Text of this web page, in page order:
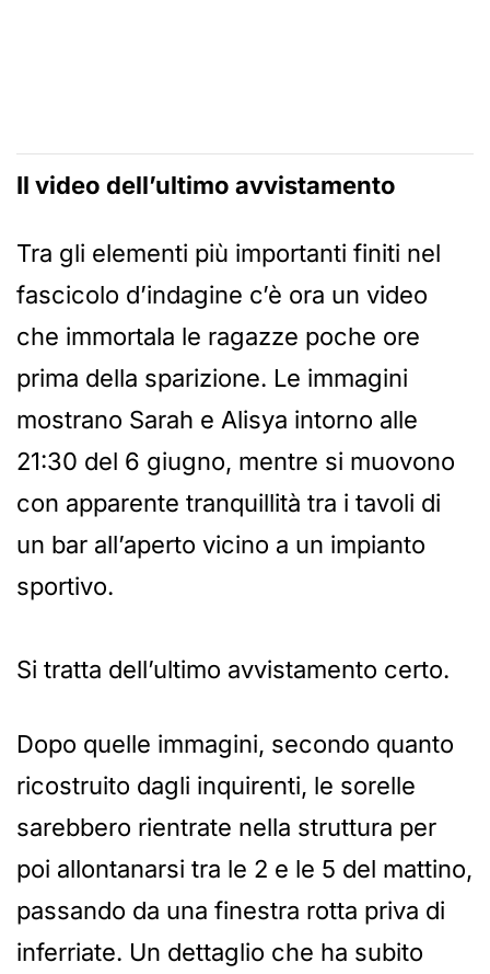
Il video dell’ultimo avvistamento
Tra gli elementi più importanti finiti nel
fascicolo d’indagine c’è ora un video
che immortala le ragazze poche ore
prima della sparizione. Le immagini
mostrano Sarah e Alisya intorno alle
21:30 del 6 giugno, mentre si muovono
con apparente tranquillità tra i tavoli di
un bar all’aperto vicino a un impianto
sportivo.
Si tratta dell’ultimo avvistamento certo.
Dopo quelle immagini, secondo quanto
ricostruito dagli inquirenti, le sorelle
sarebbero rientrate nella struttura per
poi allontanarsi tra le 2 e le 5 del mattino,
passando da una finestra rotta priva di
inferriate. Un dettaglio che ha subito